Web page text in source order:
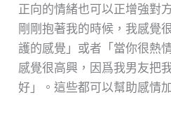
正向的情緒也可以正增強對
剛剛抱著我的時候，我感覺
護的感覺」或者「當你很熱
感覺很高興，因爲我男友把
好」。這些都可以幫助感情